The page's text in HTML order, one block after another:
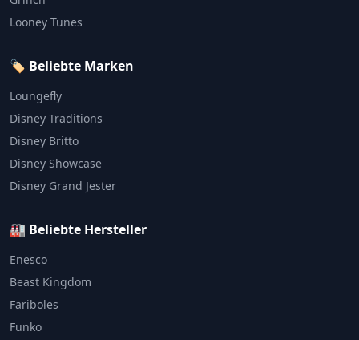
Looney Tunes
🏷️ Beliebte Marken
Loungefly
Disney Traditions
Disney Britto
Disney Showcase
Disney Grand Jester
🏭 Beliebte Hersteller
Enesco
Beast Kingdom
Fariboles
Funko